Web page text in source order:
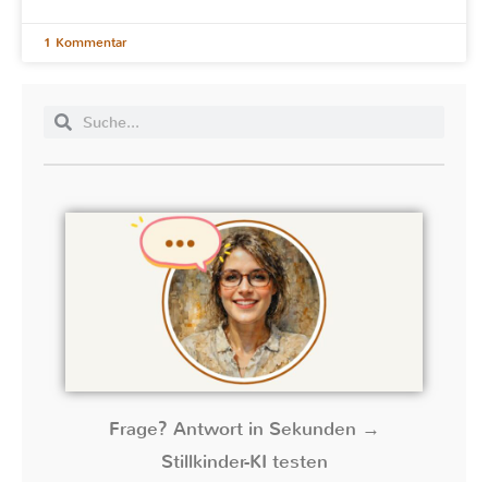
1 Kommentar
Frage? Antwort in Sekunden →
Stillkinder-KI testen